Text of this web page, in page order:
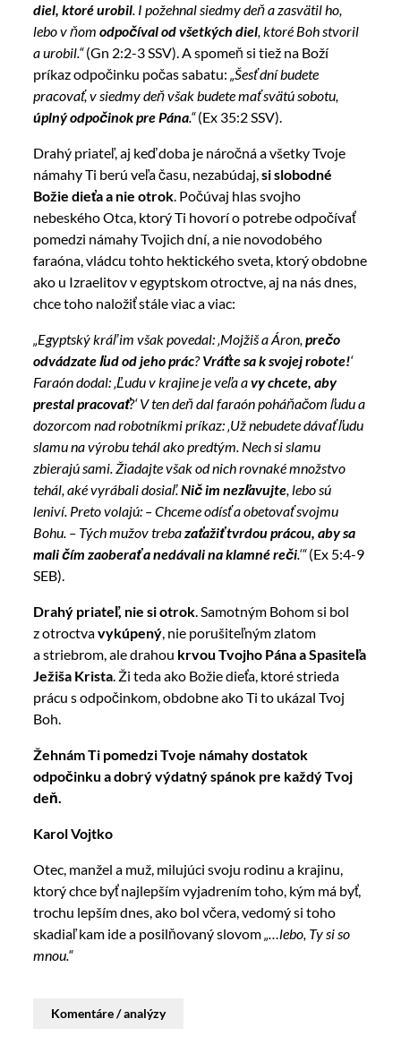
diel, ktoré urobil. I požehnal siedmy deň a zasvätil ho,
lebo v ňomodpočíval od všetkých diel, ktoré Boh stvoril
a urobil.“(Gn 2:2-3 SSV). A spomeň si tiež na Boží
príkaz odpočinku počas sabatu:„Šesť dní budete
pracovať, v siedmy deň však budete mať svätú sobotu,
úplný odpočinok pre Pána.“(Ex 35:2 SSV).
Drahý priateľ, aj keď doba je náročná a všetky Tvoje
námahy Ti berú veľa času, nezabúdaj,si slobodné
Božie dieťa a nie otrok. Počúvaj hlas svojho
nebeského Otca, ktorý Ti hovorí o potrebe odpočívať
pomedzi námahy Tvojich dní, a nie novodobého
faraóna, vládcu tohto hektického sveta, ktorý obdobne
ako u Izraelitov v egyptskom otroctve, aj na nás dnes,
chce toho naložiť stále viac a viac:
„Egyptský kráľ im však povedal: ‚Mojžiš a Áron,prečo
odvádzate ľud od jeho prác?Vráťte sa k svojej robote!‘
Faraón dodal: ‚Ľudu v krajine je veľa avy chcete, aby
prestal pracovať?‘ V ten deň dal faraón poháňačom ľudu a
dozorcom nad robotníkmi príkaz: ‚Už nebudete dávať ľudu
slamu na výrobu tehál ako predtým. Nech si slamu
zbierajú sami. Žiadajte však od nich rovnaké množstvo
tehál, aké vyrábali dosiaľ.Nič im nezľavujte, lebo sú
leniví. Preto volajú: – Chceme odísť a obetovať svojmu
Bohu. – Tých mužov trebazaťažiť tvrdou prácou, aby sa
mali čím zaoberať a nedávali na klamné reči.‘“(Ex 5:4-9
SEB).
Drahý priateľ, nie si otrok. Samotným Bohom si bol
z otroctvavykúpený, nie porušiteľným zlatom
a striebrom, ale drahou krvou Tvojho Pána a Spasiteľa
Ježiša Krista. Ži teda ako Božie dieťa, ktoré strieda
prácu s odpočinkom, obdobne ako Ti to ukázal Tvoj
Boh.
Žehnám Ti pomedzi Tvoje námahy dostatok
odpočinku a dobrý výdatný spánok pre každý Tvoj
deň.
Karol Vojtko
Otec, manžel a muž, milujúci svoju rodinu a krajinu,
ktorý chce byť najlepším vyjadrením toho, kým má byť,
trochu lepším dnes, ako bol včera, vedomý si toho
skadiaľ kam ide a posilňovaný slovom„…lebo, Ty si so
mnou.“
Komentáre / analýzy